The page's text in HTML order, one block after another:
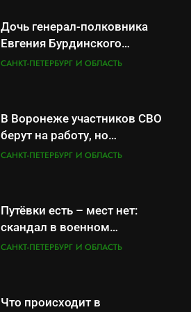
Дочь генерал-полковника
Евгения Бурдинского
оказывает платные услуги по
САНКТ-ПЕТЕРБУРГ И ОБЛАСТЬ
В Воронеже участников СВО
берут на работу, но
удержаться удаётся не всем
САНКТ-ПЕТЕРБУРГ И ОБЛАСТЬ
Путёвки есть – мест нет:
скандал в военном
санатории Владивостока
САНКТ-ПЕТЕРБУРГ И ОБЛАСТЬ
Что происходит в